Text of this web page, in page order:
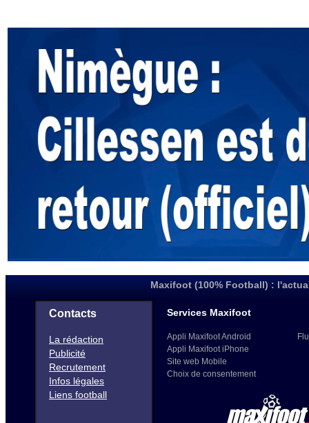
Maxifoot (100% Football) :
Contacts
La rédaction
Publicité
Recrutement
Infos légales
Liens football
Services Maxifoot
Appli Maxifoot Android
Appli Maxifoot iPhone
Site web Mobile
Choix de consentement